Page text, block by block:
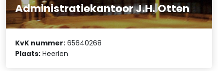
Administratiekantoor J.H. Otten
KvK nummer: 65640268
Plaats: Heerlen